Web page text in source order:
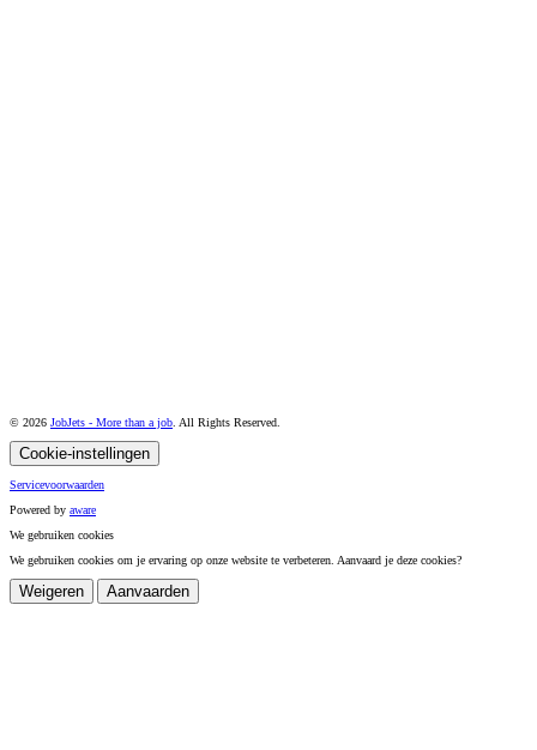
© 2026 JobJets - More than a job . All Rights Reserved.
Cookie-instellingen
Servicevoorwaarden
Powered by aware
We gebruiken cookies
We gebruiken cookies om je ervaring op onze website te verbeteren. Aanvaard je deze cookies?
Weigeren Aanvaarden